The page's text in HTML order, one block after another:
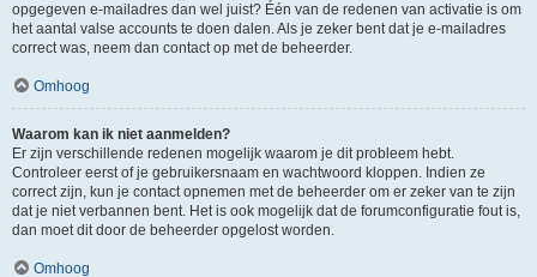
opgegeven e-mailadres dan wel juist? Één van de redenen van activatie is om
het aantal valse accounts te doen dalen. Als je zeker bent dat je e-mailadres
correct was, neem dan contact op met de beheerder.
Omhoog
Waarom kan ik niet aanmelden?
Er zijn verschillende redenen mogelijk waarom je dit probleem hebt.
Controleer eerst of je gebruikersnaam en wachtwoord kloppen. Indien ze
correct zijn, kun je contact opnemen met de beheerder om er zeker van te zijn
dat je niet verbannen bent. Het is ook mogelijk dat de forumconfiguratie fout is,
dan moet dit door de beheerder opgelost worden.
Omhoog